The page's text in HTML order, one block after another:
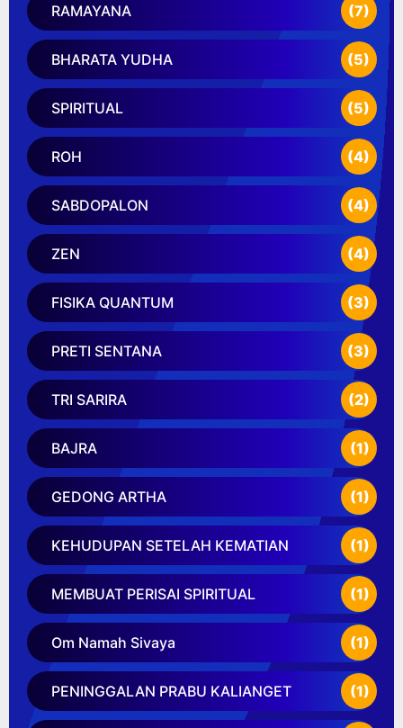
RAMAYANA (7)
BHARATA YUDHA (5)
SPIRITUAL (5)
ROH (4)
SABDOPALON (4)
ZEN (4)
FISIKA QUANTUM (3)
PRETI SENTANA (3)
TRI SARIRA (2)
BAJRA (1)
GEDONG ARTHA (1)
KEHUDUPAN SETELAH KEMATIAN (1)
MEMBUAT PERISAI SPIRITUAL (1)
Om Namah Sivaya (1)
PENINGGALAN PRABU KALIANGET (1)